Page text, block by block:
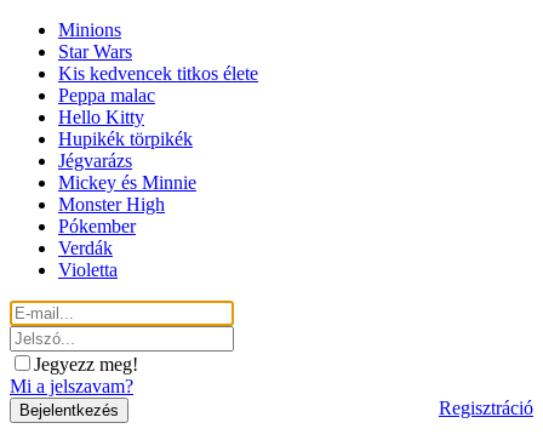
Minions
Star Wars
Kis kedvencek titkos élete
Peppa malac
Hello Kitty
Hupikék törpikék
Jégvarázs
Mickey és Minnie
Monster High
Pókember
Verdák
Violetta
Jegyezz meg!
Mi a jelszavam?
Regisztráció